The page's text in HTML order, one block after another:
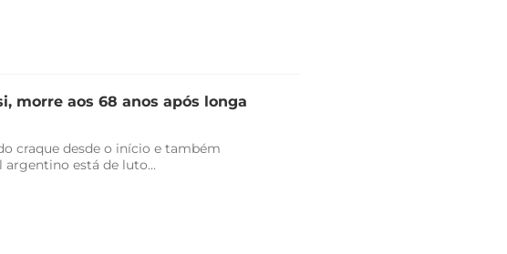
morre aos 68 anos após longa
craque desde o início e também
está de luto...